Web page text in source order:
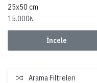
25x50 cm
15.000₺
İncele
Arama Filtreleri